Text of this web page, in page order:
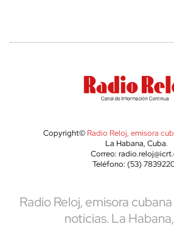
Copyright© Radio Reloj, emisora
La Habana, Cuba.
Correo:
Teléfono: (53)
Radio Reloj, emisora
noticias. La